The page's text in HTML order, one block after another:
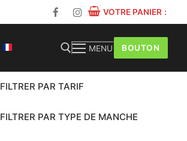
VOTRE PANIER :
MENU BOUTON
FILTRER PAR TARIF
FILTRER PAR TYPE DE MANCHE